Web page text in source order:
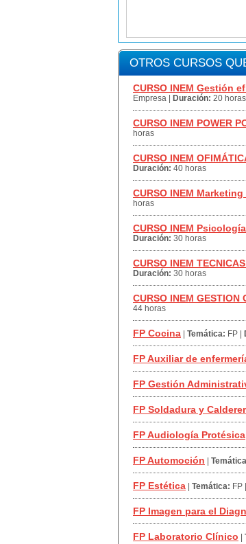
OTROS CURSOS
CURSO INEM Gestión
Empresa
Duración: 20 horas
CURSO INEM POWER
horas
CURSO INEM
Duración: 40 horas
CURSO INEM Marketing
horas
CURSO INEM
Duración: 30 horas
CURSO INEM
Duración: 30 horas
CURSO INEM GESTION
44 horas
FP Cocina Temática: FP
FP Auxiliar de
FP Gestión
FP Soldadura y
FP Audiología Protésica
FP Automoción
FP Estética Temática: FP
FP Imagen para el
FP Laboratorio Clínico